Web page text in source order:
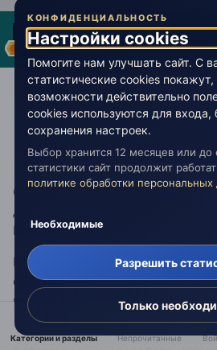
Ray
Опубликовано:13 апреля
Trin писал:
И почему "вначале было
потом девается...во что-то
Слово не только было в начале,
день. Весь мир, вся Вселенная -
Бога. Когда оно умолкнет, мир
Бог владеет Словом, человек -
слов). Пока речи наши пусты и
построить своего мира.
Молчание - золото. Потому что
Категории и разделы Непрочитанные
КОНФИДЕНЦИАЛЬНОСТЬ
Настройки cookies
Помогите нам улучшать сайт. С
статистические cookies
возможности действительно
cookies используются для входа,
сохранения настроек.
Выбор хранится 12 месяцев или до
статистики сайт продолжит
политике обработки
Необходимые
Разрешить
Только